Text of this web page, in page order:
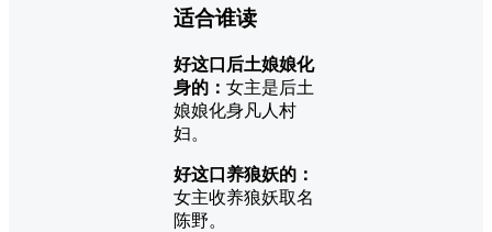
适合谁读
好这口后土娘娘化
身的： 女主是后土
娘娘化身凡人村
妇。
好这口养狼妖的：
女主收养狼妖取名
陈野。